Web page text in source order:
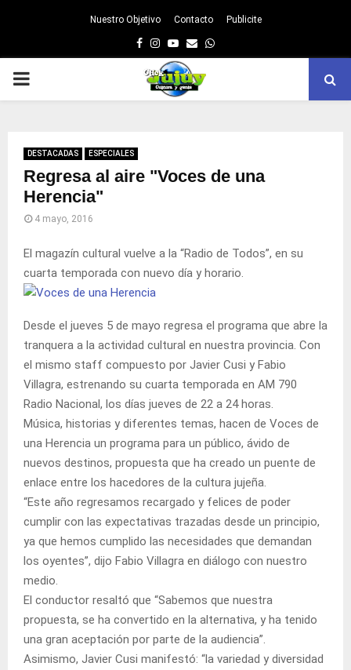
Nuestro Objetivo Contacto Publicite
Facebook
Instagram
Youtube
EmailWhatsapp
PRIMARY
DESTACADAS ESPECIALES
Regresa al aire "Voces de una
Herencia"
4 mayo, 2016
El magazín cultural vuelve a la “Radio de Todos”, en su
cuarta temporada con nuevo día y horario.
Desde el jueves 5 de mayo regresa el programa que abre la
tranquera a la actividad cultural en nuestra provincia. Con
el mismo staff compuesto por Javier Cusi y Fabio
Villagra, estrenando su cuarta temporada en AM 790
Radio Nacional, los días jueves de 22 a 24 horas.
Música, historias y diferentes temas, hacen de Voces de
una Herencia un programa para un público, ávido de
nuevos destinos, propuesta que ha creado un puente de
enlace entre los hacedores de la cultura jujeña.
“Este año regresamos recargado y felices de poder
cumplir con las expectativas trazadas desde un principio,
ya que hemos cumplido las necesidades que demandan
los oyentes”, dijo Fabio Villagra en diálogo con nuestro
medio.
El conductor resaltó que “Sabemos que nuestra
propuesta, se ha convertido en la alternativa, y ha tenido
una gran aceptación por parte de la audiencia”.
Asimismo, Javier Cusi manifestó: “la variedad y diversidad